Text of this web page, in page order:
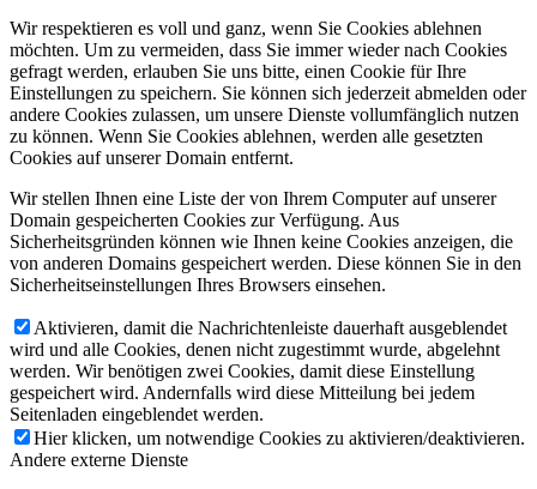
Wir respektieren es voll und ganz, wenn Sie Cookies ablehnen
möchten. Um zu vermeiden, dass Sie immer wieder nach Cookies
gefragt werden, erlauben Sie uns bitte, einen Cookie für Ihre
Einstellungen zu speichern. Sie können sich jederzeit abmelden oder
andere Cookies zulassen, um unsere Dienste vollumfänglich nutzen
zu können. Wenn Sie Cookies ablehnen, werden alle gesetzten
Cookies auf unserer Domain entfernt.
Wir stellen Ihnen eine Liste der von Ihrem Computer auf unserer
Domain gespeicherten Cookies zur Verfügung. Aus
Sicherheitsgründen können wie Ihnen keine Cookies anzeigen, die
von anderen Domains gespeichert werden. Diese können Sie in den
Sicherheitseinstellungen Ihres Browsers einsehen.
Aktivieren, damit die Nachrichtenleiste dauerhaft ausgeblendet
wird und alle Cookies, denen nicht zugestimmt wurde, abgelehnt
werden. Wir benötigen zwei Cookies, damit diese Einstellung
gespeichert wird. Andernfalls wird diese Mitteilung bei jedem
Seitenladen eingeblendet werden.
Hier klicken, um notwendige Cookies zu aktivieren/deaktivieren.
Andere externe Dienste